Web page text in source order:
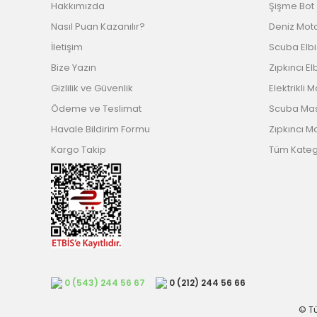
Hakkımızda
Nasıl Puan Kazanılır?
İletişim
Bize Yazın
Gizlilik ve Güvenlik
Ödeme ve Teslimat
Havale Bildirim Formu
Kargo Takip
Şişme Bot
Deniz
Scuba
Zıpkıncı
Elektrikli
Scuba
Zıpkıncı
Tüm
0 (543) 244 56 67 0 (212) 244 56 66
©